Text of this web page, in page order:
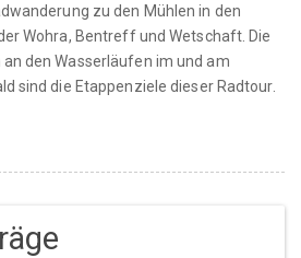
zu den Mühlen in den
Wohra, Bentreff und Wetschaft. Die
an den Wasserläufen im und am
sind die Etappenziele dieser Radtour.